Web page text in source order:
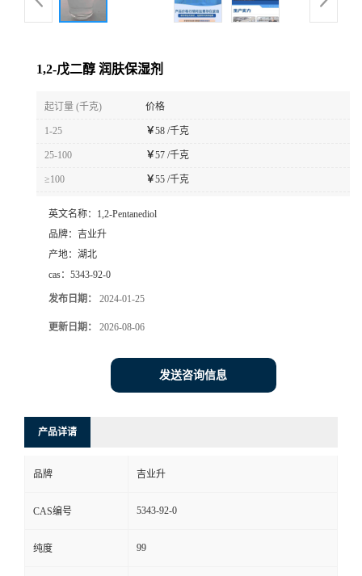
1,2-戊二醇 润肤保湿剂
起订量 (千克) 价格
1-25 ￥58 /千克
25-100 ￥57 /千克
≥100 ￥55 /千克
英文名称： 1,2-Pentanediol
品牌： 吉业升
产地： 湖北
cas： 5343-92-0
发布日期： 2024-01-25
更新日期： 2026-08-06
发送咨询信息
产品详请
品牌 吉业升
CAS编号 5343-92-0
纯度 99